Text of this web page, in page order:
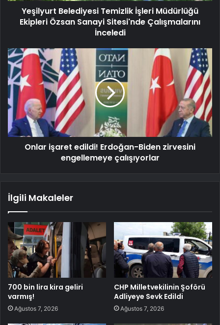
Yeşilyurt Belediyesi Temizlik İşleri Müdürlüğü
Ekipleri Özsan Sanayi Sitesi'nde Çalışmalarını
İnceledi
Onlar işaret edildi! Erdoğan-Biden zirvesini
engellemeye çalışıyorlar
İlgili Makaleler
700 bin lira kira geliri
varmış!
Ağustos 7, 2026
CHP Milletvekilinin Şoförü
Adliyeye Sevk Edildi
Ağustos 7, 2026